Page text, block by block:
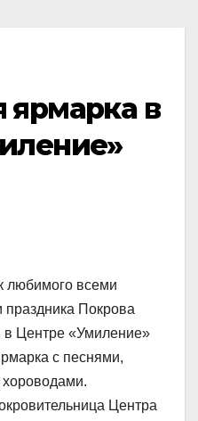
ярмарка в
любимого всеми
Покрова
в Центре «Умиление»
с песнями,
Центра